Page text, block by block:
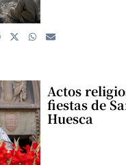
Actos
fiestas de
Huesca